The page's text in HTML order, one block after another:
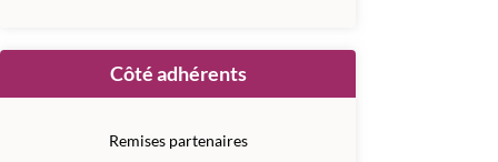
Côté adhérents
Remises partenaires